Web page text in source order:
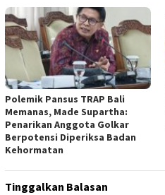
Polemik Pansus TRAP Bali
Memanas, Made Supartha:
Penarikan Anggota Golkar
Berpotensi Diperiksa Badan
Kehormatan
Tinggalkan Balasan